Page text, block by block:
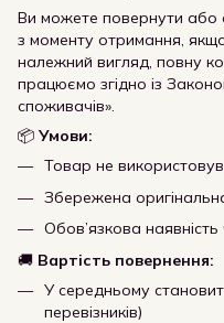
Ви можете повернути або
з моменту отримання,
належний вигляд, повну
працюємо згідно із
споживачів».
📦 Умови:
Товар не
Збережена
Обов’язкова
🚚 Вартість повернення:
У середньому
перевізників)